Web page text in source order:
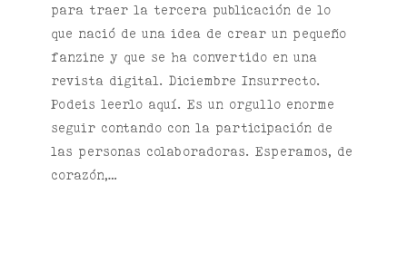
para traer la tercera publicación de lo
que nació de una idea de crear un pequeño
fanzine y que se ha convertido en una
revista digital. Diciembre Insurrecto.
Podeis leerlo aquí. Es un orgullo enorme
seguir contando con la participación de
las personas colaboradoras. Esperamos, de
corazón,…